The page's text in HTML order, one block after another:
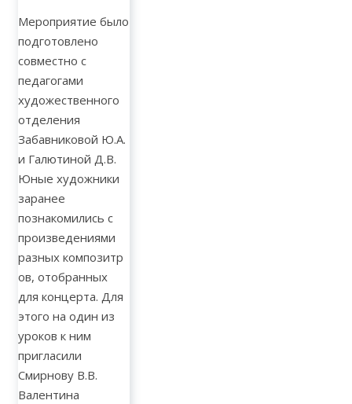
Мероприятие было
подготовлено
совместно с
педагогами
художественного
отделения
Забавниковой Ю.А.
и Галютиной Д.В.
Юные художники
заранее
познакомились с
произведениями
разных композитр
ов, отобранных
для концерта. Для
этого на один из
уроков к ним
пригласили
Смирнову В.В.
Валентина